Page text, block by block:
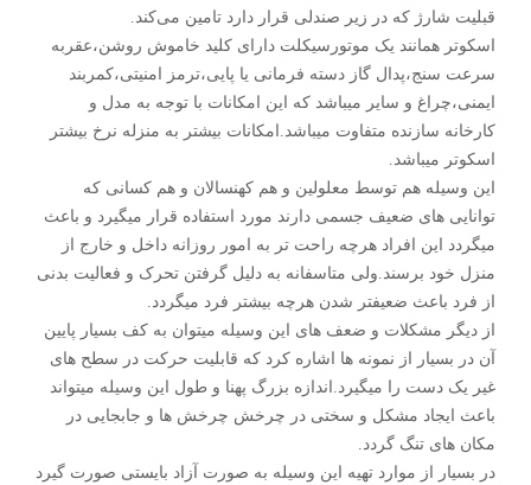
قبلیت شارژ که در زیر صندلی‌ قرار دارد تامین می‌کند.
اسکوتر همانند یک موتورسیکلت دارای کلید خاموش روشن،عقربه
سرعت سنج،پدال گاز دسته فرمانی‌ یا پایی‌،ترمز امنیتی‌،کمربند
ایمنی‌،چراغ و سایر میباشد که این امکانات با توجه به مدل و
کارخانه سازنده متفاوت میباشد.امکانات بیشتر به منزله نرخ بیشتر
اسکوتر میباشد.
این وسیله هم توسط معلولین و هم کهنسالان و هم کسانی‌ که
توانایی‌ های ضعیف جسمی‌ دارند مورد استفاده قرار میگیرد و باعث
میگردد این افراد هرچه راحت تر به امور روزانه داخل و خارج از
منزل خود برسند.ولی‌ متاسفانه به دلیل گرفتن تحرک و فعالیت بدنی‌
از فرد باعث ضعیفتر شدن هرچه بیشتر فرد میگردد.
از دیگر مشکلات و ضعف های این وسیله میتوان به کف بسیار پایین
آن در بسیار از نمونه ها اشاره کرد که قابلیت حرکت در سطح های
غیر یک دست را میگیرد.اندازه بزرگ پهنا و طول این وسیله میتواند
باعث ایجاد مشکل و سختی‌ در چرخش چرخش ها و جابجایی‌ در
مکان های تنگ گردد.
در بسیار از موارد تهیه این وسیله به صورت آزاد بایستی‌ صورت گیرد